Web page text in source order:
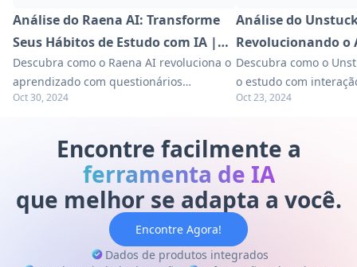
Análise do Raena AI: Transforme
Seus Hábitos de Estudo com IA |
2024
Descubra como o Raena AI revoluciona o
aprendizado com questionários
interativos, tutoria por IA e recursos
detalhada para dicas práticas de estudo.
Oct 30, 2024
Análise do
Revolucionando o
dos Estudantes
Descubra como o
o estudo com
Explore nosso guia
experiência de
Oct 23, 2024
Encontre facilmente a
ferramenta de IA
que melhor se adapta a você.
Encontre Agora!
Dados de produtos integrados